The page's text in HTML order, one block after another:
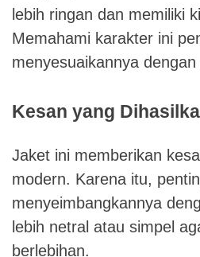
lebih ringan dan memiliki
Memahami karakter ini
menyesuaikannya
Kesan yang
Jaket ini memberikan
modern. Karena itu,
menyeimbangkannya
lebih netral atau simpel
berlebihan.